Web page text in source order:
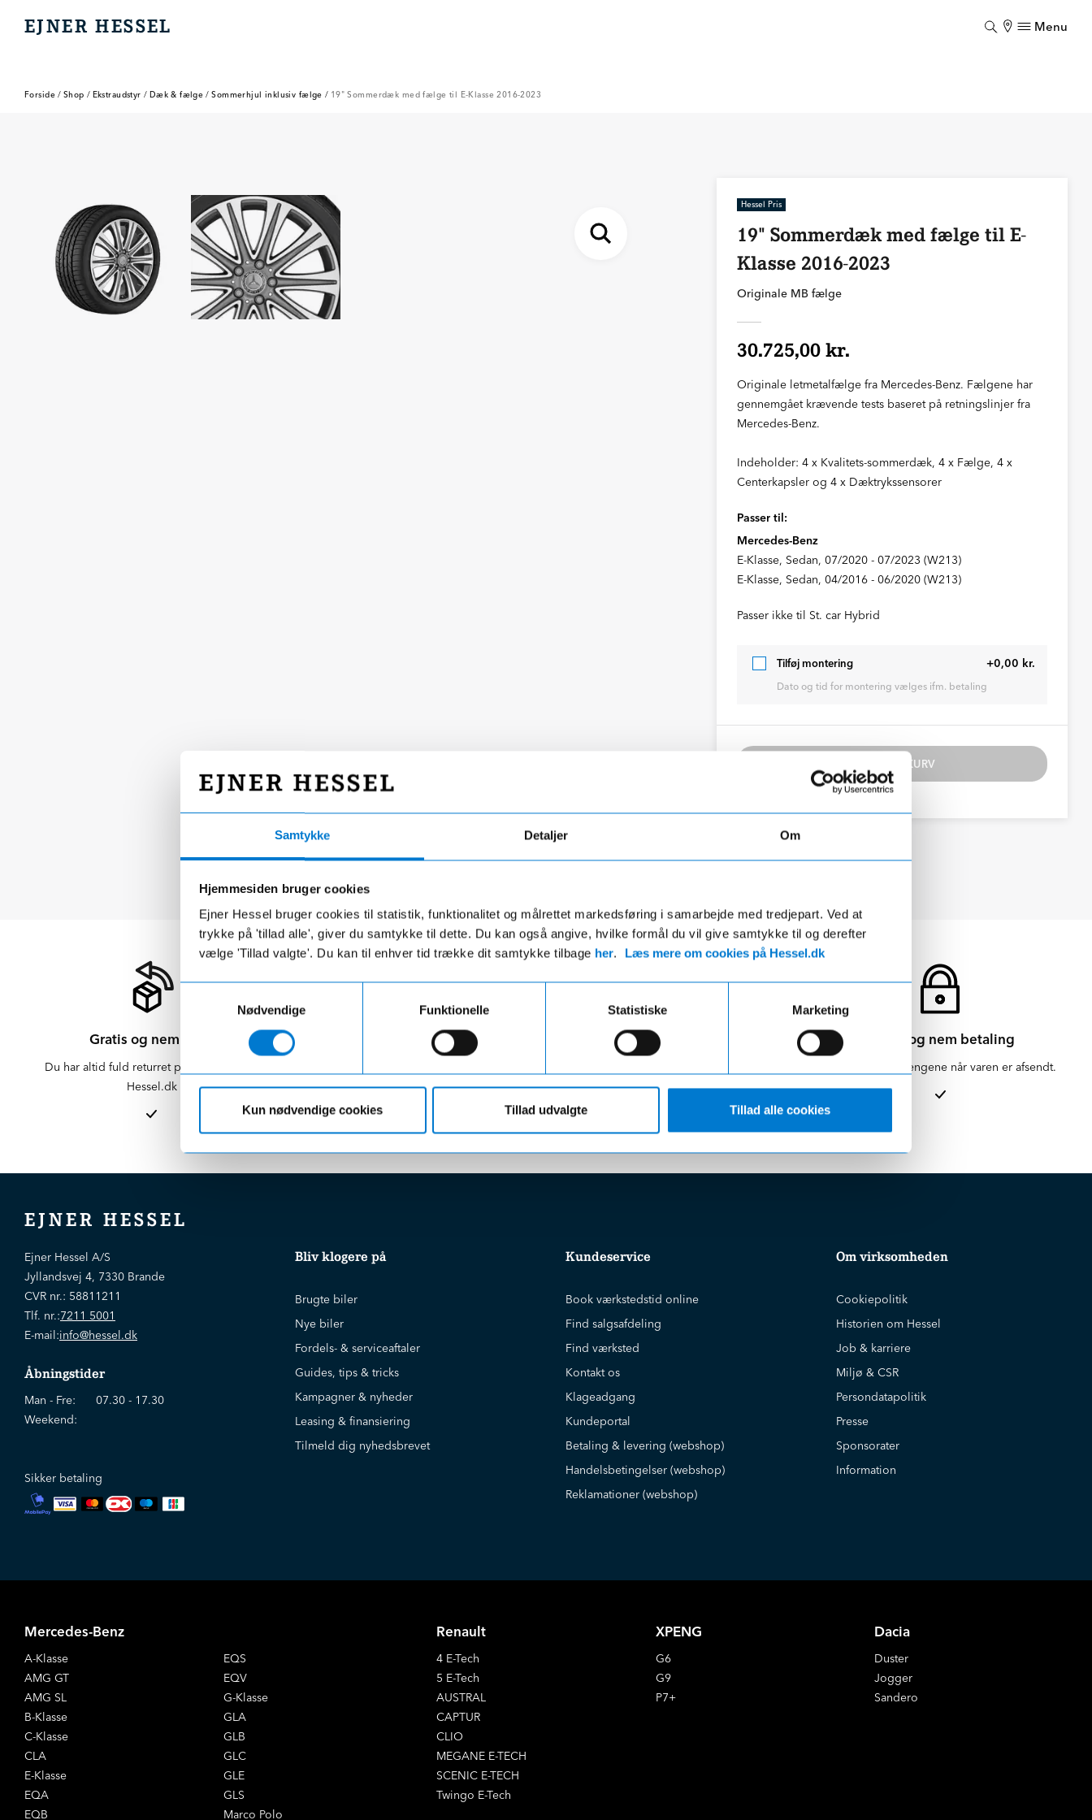
Samtykke Detaljer Om
Hjemmesiden bruger cookies
Ejner Hessel bruger cookies til statistik, funktionalitet og målrettet markedsføring i samarbejde med tredjepart. Ved at
trykke på 'tillad alle', giver du samtykke til dette. Du kan også angive, hvilke formål du vil give samtykke til og derefter
vælge 'Tillad valgte'. Du kan til enhver tid trække dit samtykke tilbage her. Læs mere om cookies på Hessel.dk
Nødvendige
Funktionelle Statistiske Marketing
Kun nødvendige cookies Tillad udvalgte Tillad alle cookies
EJNER HESSEL Menu
Forside / Shop / Ekstraudstyr / Dæk & fælge / Sommerhjul inklusiv fælge / 19" Sommerdæk med fælge til E-Klasse 2016-2023
Hessel Pris
19" Sommerdæk med fælge til E-
Klasse 2016-2023
Originale MB fælge
30.725,00 kr.
Originale letmetalfælge fra Mercedes-Benz. Fælgene har
gennemgået krævende tests baseret på retningslinjer fra
Mercedes-Benz.
Indeholder: 4 x Kvalitets-sommerdæk, 4 x Fælge, 4 x
Centerkapsler og 4 x Dæktrykssensorer
Passer til:
Mercedes-Benz
E-Klasse, Sedan, 07/2020 - 07/2023 (W213)
E-Klasse, Sedan, 04/2016 - 06/2020 (W213)
Passer ikke til St. car Hybrid
Tilføj montering +0,00 kr.
Dato og tid for montering vælges ifm. betaling
TILFØJ TIL KURV
Se datablad
Gratis og nem retur
Du har altid fuld returret på varer købt på
Hessel.dk
Fri fragt
er altid gratis afhentning i en af vores
afdelinger uanset beløbet på din ordre
Hurtig levering
hverdage
Sikker og nem betaling
Vi hæver først pengene når varen er afsendt.
EJNER HESSEL
Ejner Hessel A/S
Jyllandsvej 4, 7330 Brande
CVR nr.: 58811211
Tlf. nr.:7211 5001
E-mail:info@hessel.dk
Åbningstider
Man - Fre:
07.30 - 17.30
Weekend:
Sikker betaling
Bliv klogere på
Brugte biler
Nye biler
Fordels- & serviceaftaler
Guides, tips & tricks
Kampagner & nyheder
Leasing & finansiering
Tilmeld dig nyhedsbrevet
Kundeservice
Book værkstedstid online
Find salgsafdeling
Find værksted
Kontakt os
Klageadgang
Kundeportal
Betaling & levering (webshop)
Handelsbetingelser (webshop)
Reklamationer (webshop)
Om virksomheden
Cookiepolitik
Historien om Hessel
Job & karriere
Miljø & CSR
Persondatapolitik
Presse
Sponsorater
Information
Mercedes-Benz
A-Klasse
AMG GT
AMG SL
B-Klasse
C-Klasse
CLA
E-Klasse
EQA
EQB
EQS
EQV
G-Klasse
GLA
GLB
GLC
GLE
GLS
Marco Polo
Renault
4 E-Tech
5 E-Tech
AUSTRAL
CAPTUR
CLIO
MEGANE E-TECH
SCENIC E-TECH
Twingo E-Tech
XPENG
G6
G9
P7+
Dacia
Duster
Jogger
Sandero